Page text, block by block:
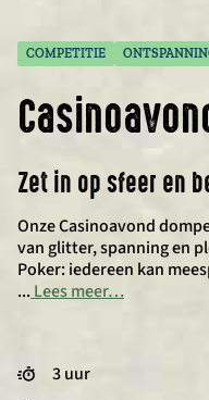
COMPETITIE
Zet in op sfeer en
Onze Casinoavond
van glitter, spanning en
Poker: iedereen kan
... Lees meer…
3 uur